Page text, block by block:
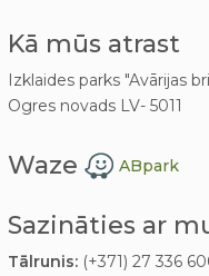
Kā mūs atrast
Izklaides parks "Avārijas
Ogres novads LV- 5011
Waze ABpark
Sazināties ar
Tālrunis:(+371) 27 336